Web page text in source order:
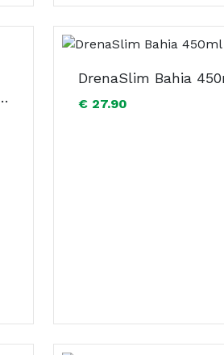
600ml
DrenaSlim Bahia
€ 27.90